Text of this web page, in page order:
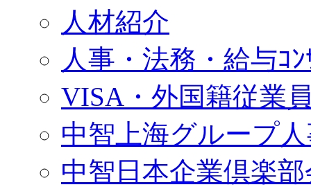
人材紹介
人事・法務・給与ｺﾝ
VISA・外国籍従業
中智上海グループ
中智日本企業倶楽